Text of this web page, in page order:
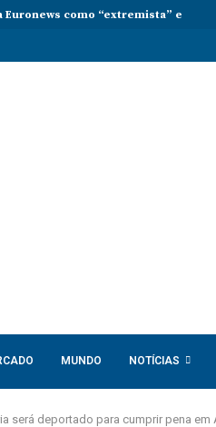
como “extremista” e
MUNDO NOTÍCIAS
será deportado para cumprir pena em